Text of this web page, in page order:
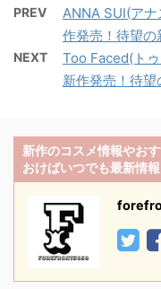
PREV
ANNA SUI(ア
作発売！待望
NEXT
Too Faced(ト
新作発売！待
新作のコスメ情報やお
おけばいつでも最新情